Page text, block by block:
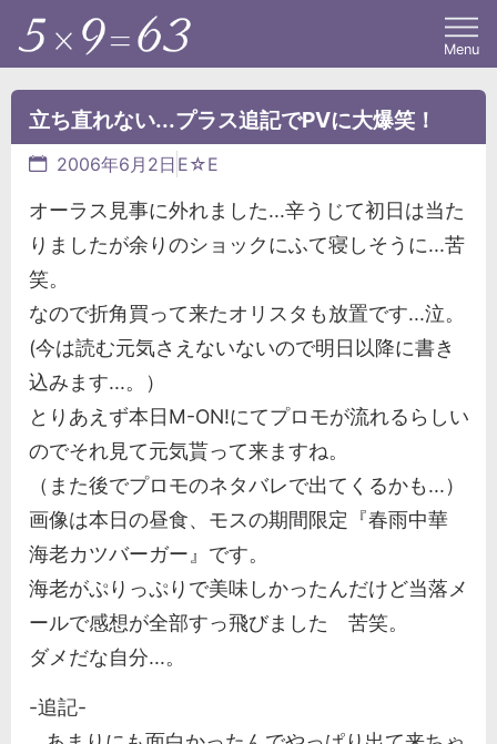
Menu
立ち直れない...プラス追記でPVに大爆笑！
2006年6月2日 E☆E
オーラス見事に外れました...辛うじて初日は当た
りましたが余りのショックにふて寝しそうに...苦
笑。
なので折角買って来たオリスタも放置です...泣。
(今は読む元気さえないないので明日以降に書き
込みます...。）
とりあえず本日M-ON!にてプロモが流れるらしい
のでそれ見て元気貰って来ますね。
（また後でプロモのネタバレで出てくるかも...）
画像は本日の昼食、モスの期間限定『春雨中華
海老カツバーガー』です。
海老がぷりっぷりで美味しかったんだけど当落メ
ールで感想が全部すっ飛びました 苦笑。
ダメだな自分...。
-追記-